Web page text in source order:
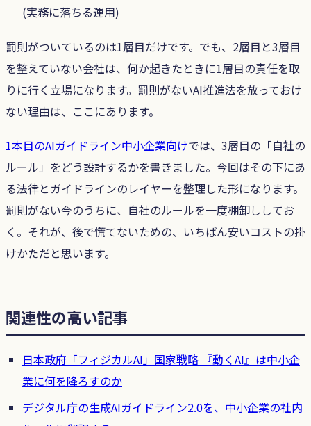
(実務に落ちる運用)
罰則がついているのは1層目だけです。でも、2層目と3層目
を整えていない会社は、何か起きたときに1層目の責任を取
りに行く立場になります。罰則がないAI推進法を放っておけ
ない理由は、ここにあります。
1本目のAIガイドライン中小企業向けでは、3層目の「自社の
ルール」をどう設計するかを書きました。今回はその下にあ
る法律とガイドラインのレイヤーを整理した形になります。
罰則がない今のうちに、自社のルールを一度棚卸ししてお
く。それが、後で慌てないための、いちばん安いコストの掛
けかただと思います。
関連性の高い記事
日本政府「フィジカルAI」国家戦略 『動くAI』は中小企
業に何を降ろすのか
デジタル庁の生成AIガイドライン2.0を、中小企業の社内